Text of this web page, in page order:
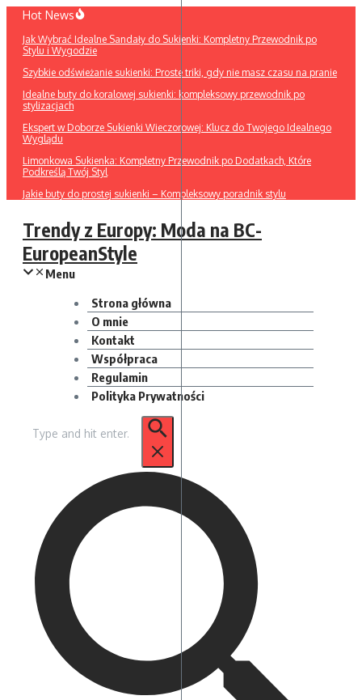
Przejdź
treści
Hot News
Jak Wybrać Idealne Sandały do Sukienki: Kompletny Przewodnik po
Stylu i Wygodzie
Szybkie odświeżanie sukienki: Proste triki, gdy nie masz czasu na pranie
Idealne buty do koralowej sukienki: kompleksowy przewodnik po
stylizacjach
Ekspert w Doborze Sukienki Wieczorowej: Klucz do Twojego Idealnego
Wyglądu
Limonkowa Sukienka: Kompletny Przewodnik po Dodatkach, Które
Podkreślą Twój Styl
Jakie buty do prostej sukienki – Kompleksowy poradnik stylu
Trendy z Europy: Moda na BC-
EuropeanStyle
Menu
Strona główna
O mnie
Kontakt
Współpraca
Regulamin
Polityka Prywatności